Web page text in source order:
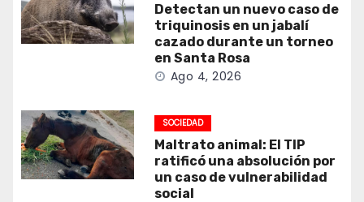
Detectan un nuevo caso de
triquinosis en un jabalí
cazado durante un torneo
en Santa Rosa
Ago 4, 2026
SOCIEDAD
Maltrato animal: El TIP
ratificó una absolución por
un caso de vulnerabilidad
social